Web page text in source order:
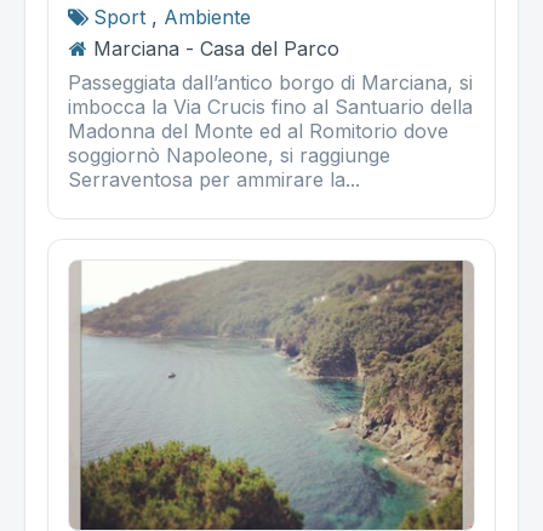
Sport , Ambiente
Marciana - Casa del Parco
Passeggiata dall’antico borgo di Marciana, si
imbocca la Via Crucis fino al Santuario della
Madonna del Monte ed al Romitorio dove
soggiornò Napoleone, si raggiunge
Serraventosa per ammirare la...